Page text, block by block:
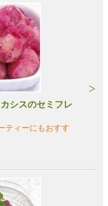
シスのセミフレ
ティーにもおすす